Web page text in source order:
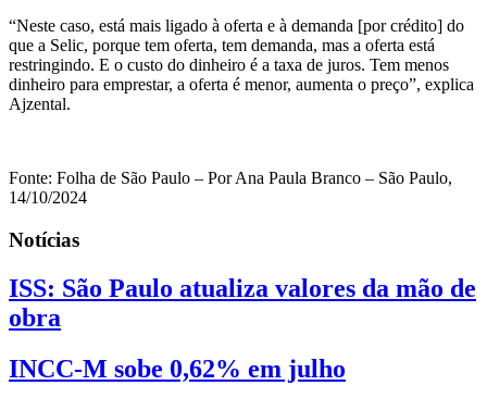
“Neste caso, está mais ligado à oferta e à demanda [por crédito] do
que a Selic, porque tem oferta, tem demanda, mas a oferta está
restringindo. E o custo do dinheiro é a taxa de juros. Tem menos
dinheiro para emprestar, a oferta é menor, aumenta o preço”, explica
Ajzental.
Fonte: Folha de São Paulo – Por Ana Paula Branco – São Paulo,
14/10/2024
Notícias
ISS: São Paulo atualiza valores da mão de
obra
INCC-M sobe 0,62% em julho